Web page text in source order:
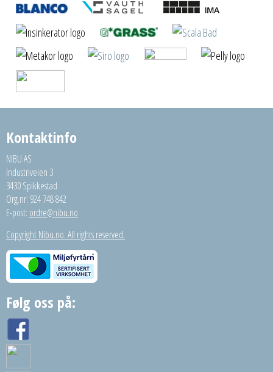
Kontaktinfo
NIBU AS
Industriveien 3
3430 Spikkestad
Org.nr: 924 748 842
E-post: ordre@nibu.no
Copyright Nibu.no. All rights reserved.
Følg oss på: